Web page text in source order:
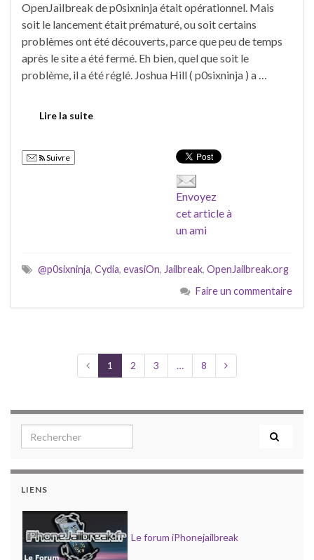
OpenJailbreak de p0sixninja était opérationnel. Mais
soit le lancement était prématuré, ou soit certains
problèmes ont été découverts, parce que peu de temps
après le site a été fermé. Eh bien, quel que soit le
problème, il a été réglé. Joshua Hill ( p0sixninja ) a …
Lire la suite
Suivre
Envoyez
cet article à
un ami
@p0sixninja, Cydia, evasiOn, Jailbreak, OpenJailbreak.org
Faire un commentaire
1 2 3 … 8
Search for:
LIENS
Le forum iPhonejailbreak